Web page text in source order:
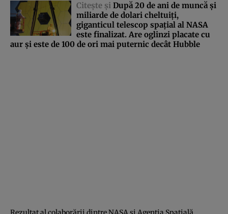
Citeşte şi După 20 de ani de muncă şi
miliarde de dolari cheltuiţi,
giganticul telescop spaţial al NASA
este finalizat. Are oglinzi placate cu
aur şi este de 100 de ori mai puternic decât Hubble